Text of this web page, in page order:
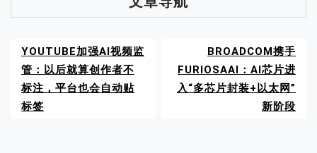
YOUTUBE加强AI视频监
管：以后就算创作者不
标注，平台也会自动贴
标签
BROADCOM携手
FURIOSAAI：AI芯片进
入“多芯片封装+以太网”
新阶段